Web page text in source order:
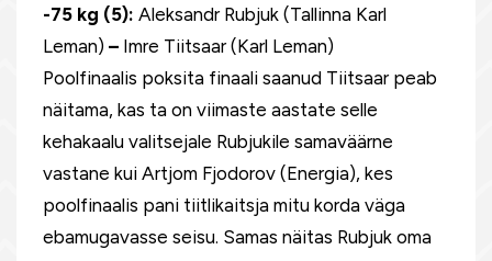
-75 kg (5): Aleksandr Rubjuk (Tallinna Karl
Leman) – Imre Tiitsaar (Karl Leman)
Poolfinaalis poksita finaali saanud Tiitsaar peab
näitama, kas ta on viimaste aastate selle
kehakaalu valitsejale Rubjukile samaväärne
vastane kui Artjom Fjodorov (Energia), kes
poolfinaalis pani tiitlikaitsja mitu korda väga
ebamugavasse seisu. Samas näitas Rubjuk oma